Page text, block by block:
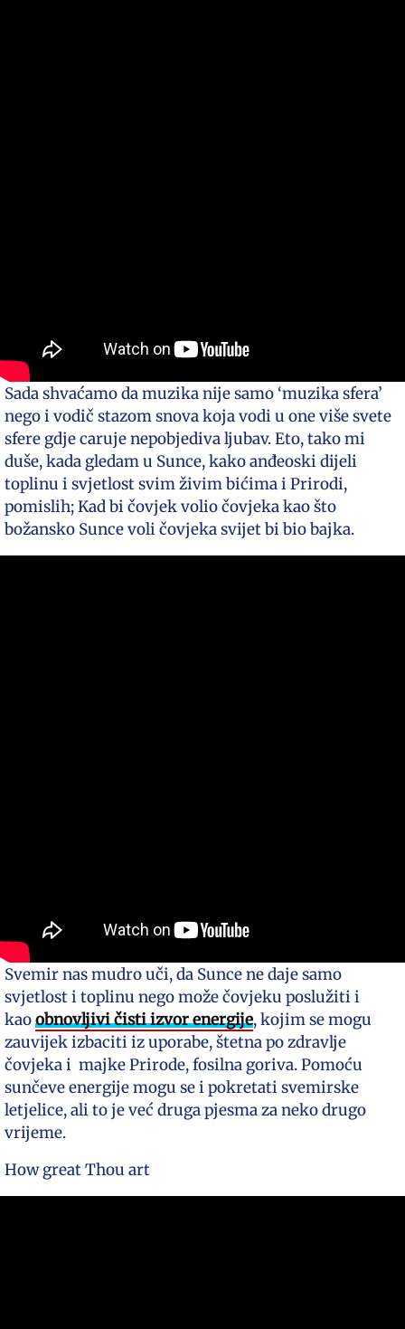
Sada shvaćamo da muzika nije samo ‘muzika sfera’
nego i vodič stazom snova koja vodi u one više svete
sfere gdje caruje nepobjediva ljubav. Eto, tako mi
duše, kada gledam u Sunce, kako anđeoski dijeli
toplinu i svjetlost svim živim bićima i Prirodi,
pomislih; Kad bi čovjek volio čovjeka kao što
božansko Sunce voli čovjeka svijet bi bio bajka.
Svemir nas mudro uči, da Sunce ne daje samo
svjetlost i toplinu nego može čovjeku poslužiti i
kaoobnovljivi čisti izvor energije, kojim se mogu
zauvijek izbaciti iz uporabe, štetna po zdravlje
čovjeka i majke Prirode, fosilna goriva. Pomoću
sunčeve energije mogu se i pokretati svemirske
letjelice, ali to je već druga pjesma za neko drugo
vrijeme.
How great Thou art